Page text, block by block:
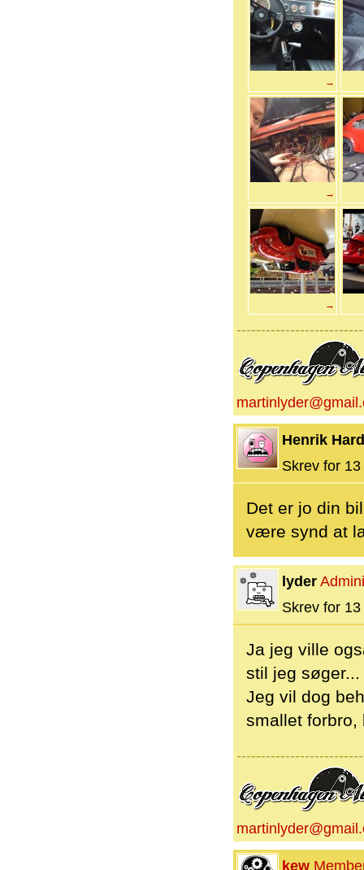
→
→
→
Henrik
Skrev for
Det er jo din
være synd at
lyder
Skrev for
Ja jeg ville
stil jeg
Jeg vil dog
smallet
kew